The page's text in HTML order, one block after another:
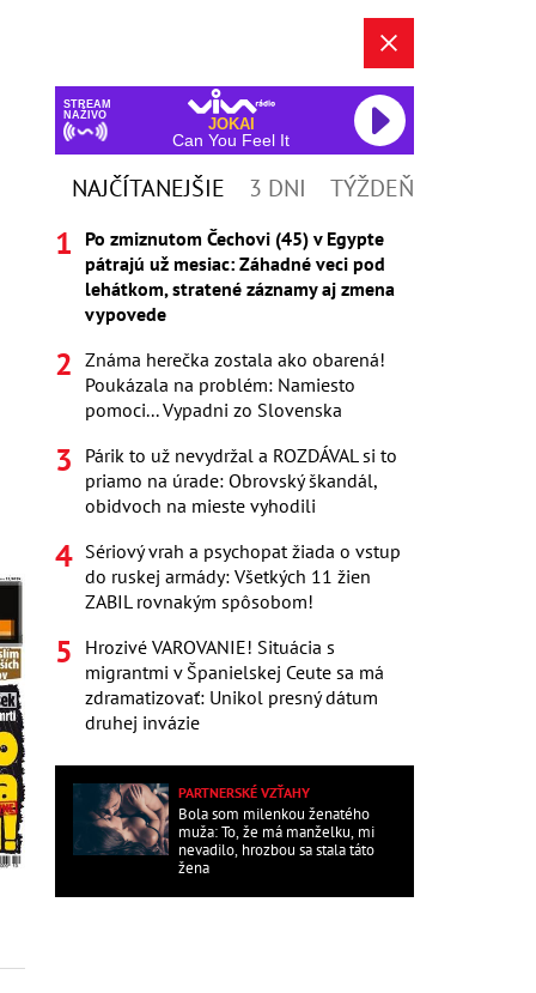
STREAM
NAŽIVO
JOKAI
Can You Feel It
NAJČÍTANEJŠIE 3 DNI TÝŽDEŇ
Po zmiznutom Čechovi (45) v Egypte
pátrajú už mesiac: Záhadné veci pod
lehátkom, stratené záznamy aj zmena
vypovede
Známa herečka zostala ako obarená!
Poukázala na problém: Namiesto
pomoci... Vypadni zo Slovenska
Párik to už nevydržal a ROZDÁVAL si to
priamo na úrade: Obrovský škandál,
obidvoch na mieste vyhodili
Sériový vrah a psychopat žiada o vstup
do ruskej armády: Všetkých 11 žien
ZABIL rovnakým spôsobom!
Hrozivé VAROVANIE! Situácia s
migrantmi v Španielskej Ceute sa má
zdramatizovať: Unikol presný dátum
druhej invázie
PARTNERSKÉ VZŤAHY
Bola som milenkou ženatého
muža: To, že má manželku, mi
nevadilo, hrozbou sa stala táto
žena